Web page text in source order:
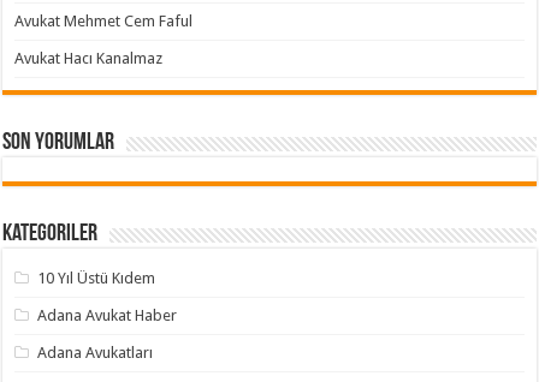
Avukat Mehmet Cem Faful
Avukat Hacı Kanalmaz
Son yorumlar
Kategoriler
10 Yıl Üstü Kıdem
Adana Avukat Haber
Adana Avukatları